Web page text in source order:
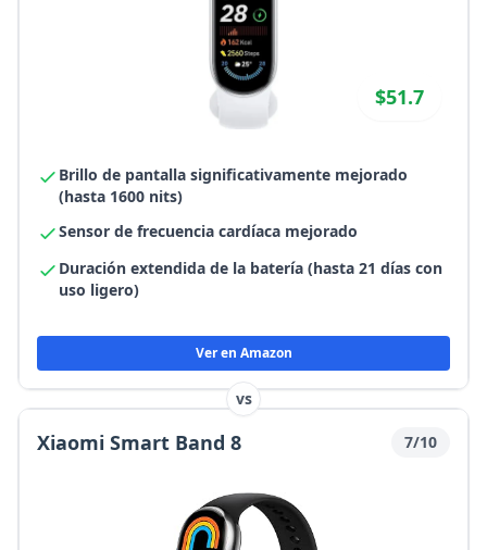
$51.7
Brillo de pantalla significativamente mejorado
(hasta 1600 nits)
Sensor de frecuencia cardíaca mejorado
Duración extendida de la batería (hasta 21 días con
uso ligero)
Ver en Amazon
vs
Xiaomi Smart Band 8 7/10